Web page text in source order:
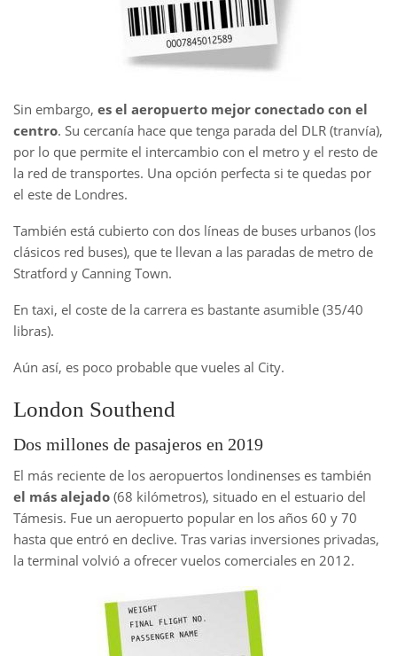
Sin embargo, es el aeropuerto mejor conectado con el
centro. Su cercanía hace que tenga parada del DLR (tranvía),
por lo que permite el intercambio con el metro y el resto de
la red de transportes. Una opción perfecta si te quedas por
el este de Londres.
También está cubierto con dos líneas de buses urbanos (los
clásicos red buses), que te llevan a las paradas de metro de
Stratford y Canning Town.
En taxi, el coste de la carrera es bastante asumible (35/40
libras).
Aún así, es poco probable que vueles al City.
London Southend
Dos millones de pasajeros en 2019
El más reciente de los aeropuertos londinenses es también
el más alejado (68 kilómetros), situado en el estuario del
Támesis. Fue un aeropuerto popular en los años 60 y 70
hasta que entró en declive. Tras varias inversiones privadas,
la terminal volvió a ofrecer vuelos comerciales en 2012.